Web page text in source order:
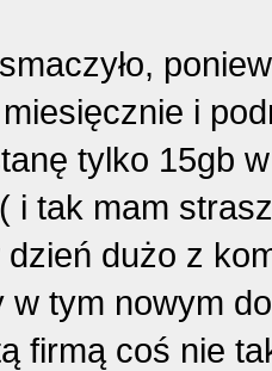
miesięcznie i
tylko 15gb
i tak mam
dużo z
w tym nowym
firmą coś nie